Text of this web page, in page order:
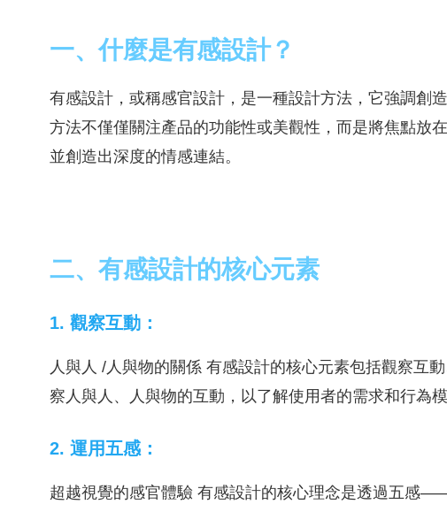
一、什麼是有感設計？
有感設計，或稱感官設計，是一種設計方法，它強調創
方法不僅僅關注產品的功能性或美觀性，而是將焦點放
並創造出深度的情感連結。
二、有感設計的核心元素
1. 觀察互動：
人與人 /人與物的關係 有感設計的核心元素包括觀察互
察人與人、人與物的互動，以了解使用者的需求和行為模
2. 運用五感：
超越視覺的感官體驗 有感設計的核心理念是透過五感